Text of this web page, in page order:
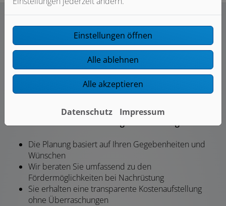
Unser Angebot für Sie
Die Planung basiert auf Ihren Gegebenheiten und
Wünschen
Wir beraten Sie umfassend zu den
Fördermöglichkeiten bei Nachrüstung
Sie erhalten eine transparente Kostenaufstellung
ohne Überraschungen
Einstellungen öffnen
Alle ablehnen
Alle akzeptieren
Datenschutz Impressum